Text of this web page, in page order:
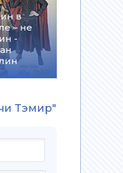
в
– не
-
Тэмир"